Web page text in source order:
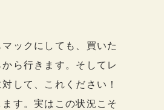
ックにしても、買いた
ら行きます。そしてレ
して、これください！
す。実はこの状況こそ